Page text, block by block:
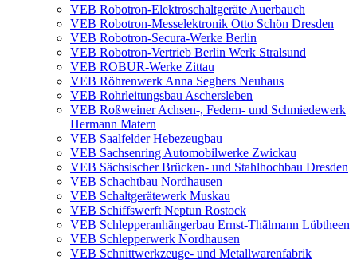
VEB Robotron-Elektroschaltgeräte Auerbauch
VEB Robotron-Messelektronik Otto Schön Dresden
VEB Robotron-Secura-Werke Berlin
VEB Robotron-Vertrieb Berlin Werk Stralsund
VEB ROBUR-Werke Zittau
VEB Röhrenwerk Anna Seghers Neuhaus
VEB Rohrleitungsbau Aschersleben
VEB Roßweiner Achsen-, Federn- und Schmiedewerk
Hermann Matern
VEB Saalfelder Hebezeugbau
VEB Sachsenring Automobilwerke Zwickau
VEB Sächsischer Brücken- und Stahlhochbau Dresden
VEB Schachtbau Nordhausen
VEB Schaltgerätewerk Muskau
VEB Schiffswerft Neptun Rostock
VEB Schlepperanhängerbau Ernst-Thälmann Lübtheen
VEB Schlepperwerk Nordhausen
VEB Schnittwerkzeuge- und Metallwarenfabrik